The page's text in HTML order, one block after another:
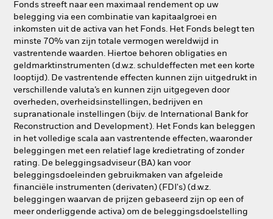
Fonds streeft naar een maximaal rendement op uw
belegging via een combinatie van kapitaalgroei en
inkomsten uit de activa van het Fonds. Het Fonds belegt ten
minste 70% van zijn totale vermogen wereldwijd in
vastrentende waarden. Hiertoe behoren obligaties en
geldmarktinstrumenten (d.w.z. schuldeffecten met een korte
looptijd). De vastrentende effecten kunnen zijn uitgedrukt in
verschillende valuta’s en kunnen zijn uitgegeven door
overheden, overheidsinstellingen, bedrijven en
supranationale instellingen (bijv. de International Bank for
Reconstruction and Development). Het Fonds kan beleggen
in het volledige scala aan vastrentende effecten, waaronder
beleggingen met een relatief lage kredietrating of zonder
rating. De beleggingsadviseur (BA) kan voor
beleggingsdoeleinden gebruikmaken van afgeleide
financiële instrumenten (derivaten) (FDI's) (d.w.z.
beleggingen waarvan de prijzen gebaseerd zijn op een of
meer onderliggende activa) om de beleggingsdoelstelling